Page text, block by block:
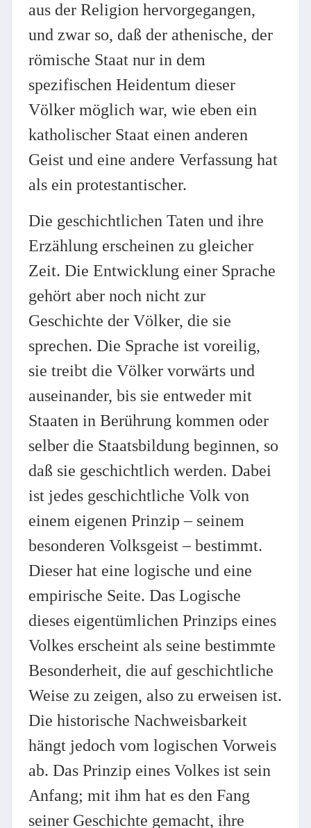
aus der Religion hervorgegangen,
und zwar so, daß der athenische, der
römische Staat nur in dem
spezifischen Heidentum dieser
Völker möglich war, wie eben ein
katholischer Staat einen anderen
Geist und eine andere Verfassung hat
als ein protestantischer.
Die geschichtlichen Taten und ihre
Erzählung erscheinen zu gleicher
Zeit. Die Entwicklung einer Sprache
gehört aber noch nicht zur
Geschichte der Völker, die sie
sprechen. Die Sprache ist voreilig,
sie treibt die Völker vorwärts und
auseinander, bis sie entweder mit
Staaten in Berührung kommen oder
selber die Staatsbildung beginnen, so
daß sie geschichtlich werden. Dabei
ist jedes geschichtliche Volk von
einem eigenen Prinzip – seinem
besonderen Volksgeist – bestimmt.
Dieser hat eine logische und eine
empirische Seite. Das Logische
dieses eigentümlichen Prinzips eines
Volkes erscheint als seine bestimmte
Besonderheit, die auf geschichtliche
Weise zu zeigen, also zu erweisen ist.
Die historische Nachweisbarkeit
hängt jedoch vom logischen Vorweis
ab. Das Prinzip eines Volkes ist sein
Anfang; mit ihm hat es den Fang
seiner Geschichte gemacht, ihre